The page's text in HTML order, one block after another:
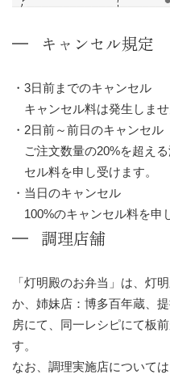
キャンセル規定
3日前までのキャンセル
キャンセル料は発生しませ
2日前～前日のキャンセル
ご注文数量の20%を超え
セル料を申し受けます。
当日のキャンセル
100%のキャンセル料を申
調理店舗
「灯明殿のお弁当」は、灯
か、姉妹店：博多百年蔵、
房にて、同一レシピにて板
す。
なお、調理実施店について